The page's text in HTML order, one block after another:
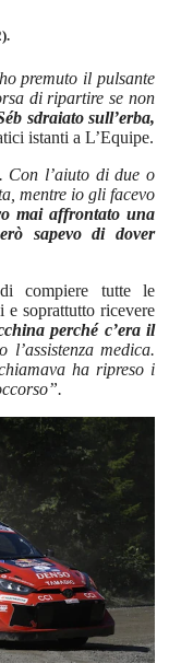
premuto il pulsante
di ripartire se non
sdraiato sull’erba,
istanti a L’Equipe.
Con l’aiuto di due o
mentre io gli facevo
mai affrontato una
sapevo di dover
compiere tutte le
e soprattutto ricevere
perché c’era il
l’assistenza medica.
ha ripreso i